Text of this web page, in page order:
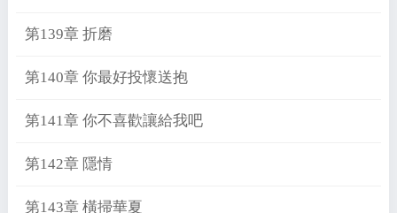
第139章 折磨
第140章 你最好投懷送抱
第141章 你不喜歡讓給我吧
第142章 隱情
第143章 橫掃華夏